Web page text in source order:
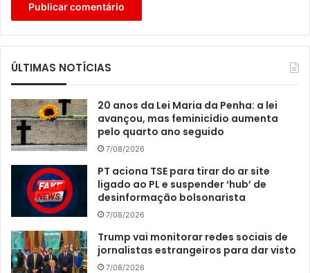
ÚLTIMAS NOTÍCIAS
20 anos da Lei Maria da Penha: a lei
avançou, mas feminicídio aumenta
pelo quarto ano seguido
7/08/2026
PT aciona TSE para tirar do ar site
ligado ao PL e suspender ‘hub’ de
desinformação bolsonarista
7/08/2026
Trump vai monitorar redes sociais de
jornalistas estrangeiros para dar visto
7/08/2026